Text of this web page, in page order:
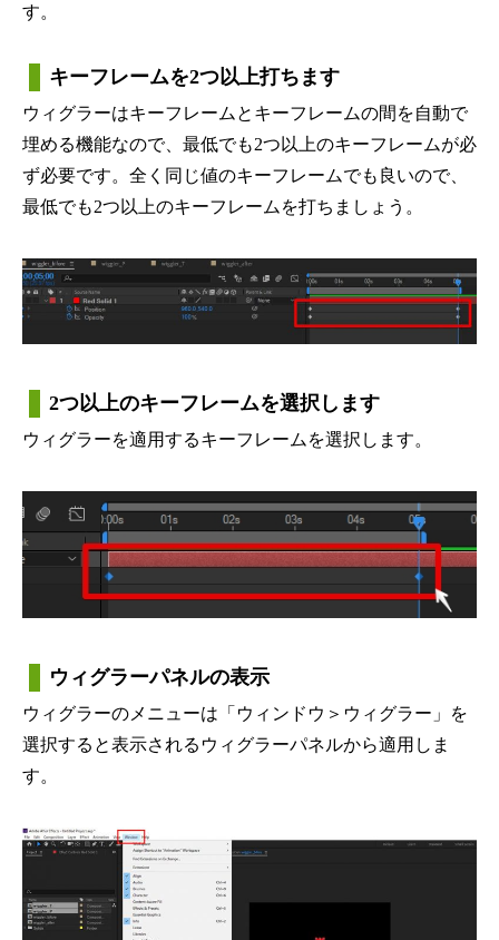
す。
キーフレームを2つ以上打ちます
ウィグラーはキーフレームとキーフレームの間を自動で
埋める機能なので、最低でも2つ以上のキーフレームが必
ず必要です。全く同じ値のキーフレームでも良いので、
最低でも2つ以上のキーフレームを打ちましょう。
2つ以上のキーフレームを選択します
ウィグラーを適用するキーフレームを選択します。
ウィグラーパネルの表示
ウィグラーのメニューは「ウィンドウ＞ウィグラー」を
選択すると表示されるウィグラーパネルから適用しま
す。